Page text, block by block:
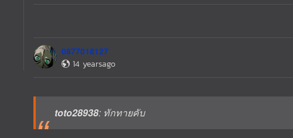
0877018127
14 yearsago
toto28938: ทักทายคับ